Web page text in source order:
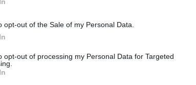
opt-out of the Sale of my Personal Data.
opt-out of processing my Personal Data for Targeted
voor de geestelijke gezondheid in 's
effectief te zijn als een aanvullende
werden verminderd en het effect bleek